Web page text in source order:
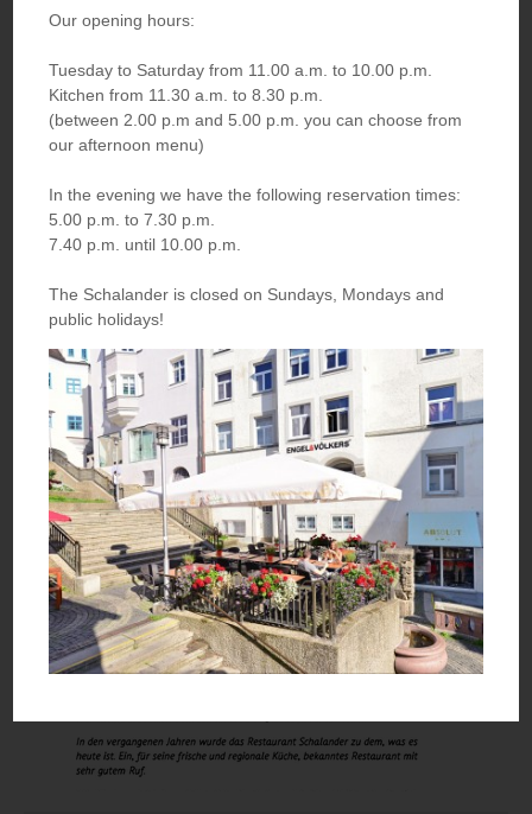
Speisekarte
Our opening hours:
Tuesday to Saturday from 11.00 a.m. to 10.00 p.m.
Kitchen from 11.30 a.m. to 8.30 p.m.
(between 2.00 p.m and 5.00 p.m. you can choose from
our afternoon menu)
In the evening we have the following reservation times:
5.00 p.m. to 7.30 p.m.
7.40 p.m. until 10.00 p.m.
The Schalander is closed on Sundays, Mondays and
public holidays!